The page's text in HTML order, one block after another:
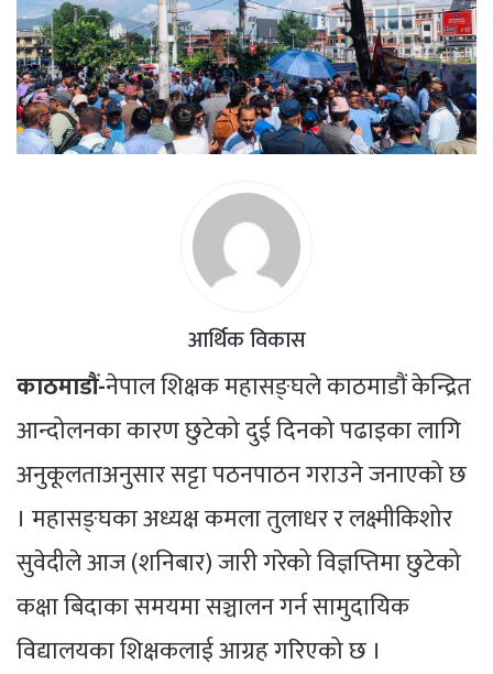
आर्थिक विकास
काठमाडौं-नेपाल शिक्षक महासङ्घले काठमाडौं केन्द्रित
आन्दोलनका कारण छुटेको दुई दिनको पढाइका लागि
अनुकूलताअनुसार सट्टा पठनपाठन गराउने जनाएको छ
। महासङ्घका अध्यक्ष कमला तुलाधर र लक्ष्मीकिशोर
सुवेदीले आज (शनिबार) जारी गरेको विज्ञप्तिमा छुटेको
कक्षा बिदाका समयमा सञ्चालन गर्न सामुदायिक
विद्यालयका शिक्षकलाई आग्रह गरिएको छ ।